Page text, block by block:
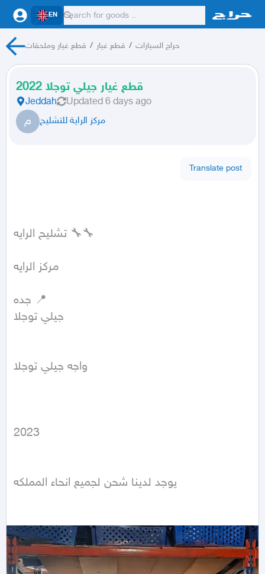
EN
قطع غيار وملحقات / قطع غيار / حراج السيارات
قطع غيار جيلي توجلا 2022
Jeddah Updated 6 days ago
م مركز الراية للتشليح
Translate post
تشليح الرايه 🔧🔧
مركز الرايه
جده 📍
جيلي توجلا
واجه جيلي توجلا
2023
يوجد لدينا شحن لجميع انحاء المملكه